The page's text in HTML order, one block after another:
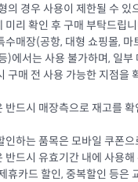
의 경우 사용이 제한될 수 있
미리 확인 후 구매 부탁드립
수매장(공항, 대형 쇼핑몰, 마
)에서는 사용 불가하며, 일
구매 전 사용 가능한 지점을
반드시 매장측으로 재고를
인하는 품목은 모바일 쿠폰
반드시 유효기간 내에 사용해
휴카드 할인, 중복할인 등은